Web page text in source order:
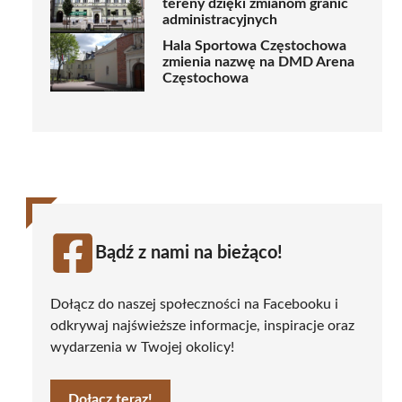
tereny dzięki zmianom granic
administracyjnych
Hala Sportowa Częstochowa
zmienia nazwę na DMD Arena
Częstochowa
Bądź z nami na bieżąco!
Dołącz do naszej społeczności na Facebooku i
odkrywaj najświeższe informacje, inspiracje oraz
wydarzenia w Twojej okolicy!
Dołącz teraz!